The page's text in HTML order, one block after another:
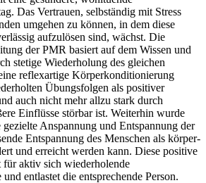
Das Vertrauen, selbständig mit Stress
umgehen zu können, in dem diese
aufzulösen sind, wächst. Die
der PMR basiert auf dem Wissen und
stetige Wiederholung des gleichen
reflexartige Körperkonditionierung
Übungsfolgen als positiver
auch nicht mehr allzu stark durch
Einflüsse störbar ist. Weiterhin wurde
Anspannung und Entspannung der
Entspannung des Menschen als körper-
und erreicht werden kann. Diese positive
für aktiv sich wiederholende
entlastet die entsprechende Person.